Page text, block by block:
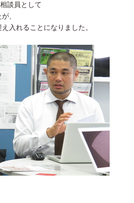
談員として
、
入れることになりました。